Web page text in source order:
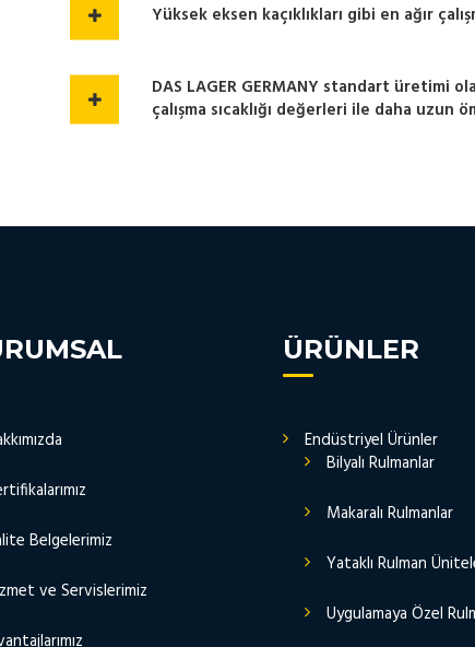
Yüksek eksen kaçıklıkları gibi en ağır
DAS LAGER GERMANY standart üretimi
çalışma sıcaklığı değerleri ile daha uzun
Belgelerimiz
ve Servislerimiz
ÜRÜNLER
Endüstriyel Ürünler
Bilyalı Rulmanlar
Makaralı Rulmanlar
Yataklı Rulman
Uygulamaya Özel